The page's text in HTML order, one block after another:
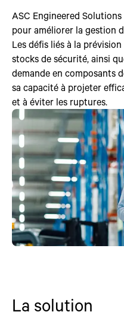
ASC Engineered
pour améliorer la gestion
Les défis liés à la
stocks de sécurité, ainsi
demande en composants
sa capacité à projeter
et à éviter les ruptures.
La solution